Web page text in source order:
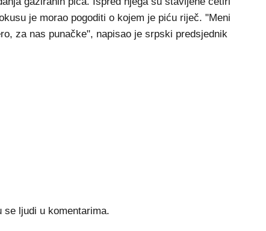
je morao pogoditi o kojem je piću riječ. "Meni
za nas punačke", napisao je srpski predsjednik
ljudi u komentarima.